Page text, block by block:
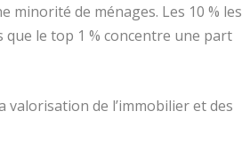
de ménages. Les 10 % les
le top 1 % concentre une part
valorisation de l’immobilier et des